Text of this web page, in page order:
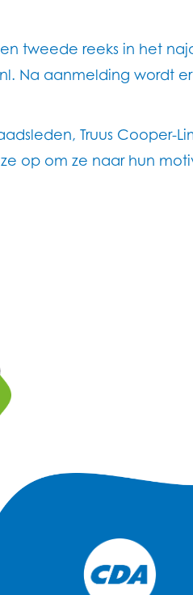
tweede reeks in het
Na aanmelding wordt
Truus Cooper-
op om ze naar hun